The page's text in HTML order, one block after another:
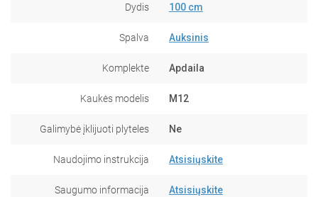
Dydis 100 cm
Spalva Auksinis
Komplekte Apdaila
Kaukės modelis M12
Galimybė įklijuoti plyteles Ne
Naudojimo instrukcija Atsisiųskite
Saugumo informacija Atsisiųskite